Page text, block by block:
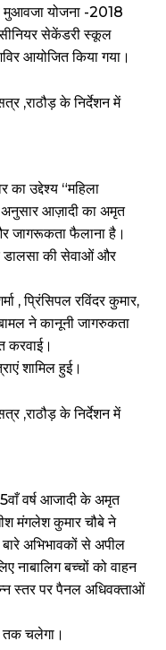
मुआवजा योजना -2018
सीनियर सेकेंडरी स्कूल
आयोजित किया गया।
का उद्देश्य “महिला
अनुसार आज़ादी का अमृत
जागरूकता फैलाना है।
की सेवाओं और
, प्रिंसिपल रविंदर कुमार,
बामल ने कानूनी जागरुकता
करवाई।
शामिल हुई।
वर्ष आजादी के अमृत
मंगलेश कुमार चौबे ने
अभिभावकों से अपील
नाबालिग बच्चों को वाहन
स्तर पर पैनल अधिवक्ताओं
चलेगा।